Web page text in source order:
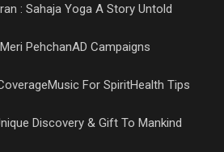
: Sahaja Yoga A Story Untold
PehchanAD Campaigns
Music For SpiritHealth Tips
Discovery & Gift To Mankind